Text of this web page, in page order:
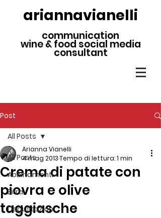
ariannavianelli
communication
wine & food social media
consultant
Post
All Posts
Abbinamenti
Birra
Degustazioni
All Posts
Crema di patate con
piovra e olive
taggiasche
Arianna Vianelli
4 mag 2013Tempo di lettura: 1 min